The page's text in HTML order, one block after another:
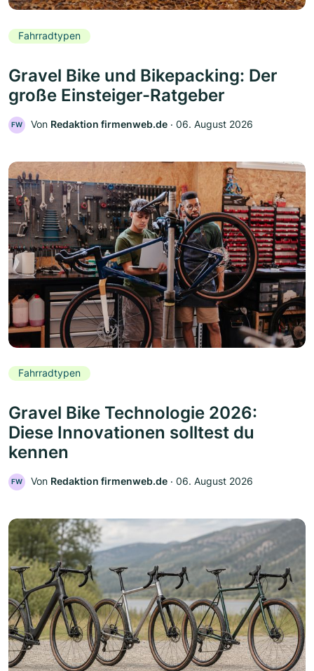
Fahrradtypen
Gravel Bike und Bikepacking: Der
große Einsteiger-Ratgeber
FW Von Redaktion firmenweb.de ‧ 06. August 2026
Fahrradtypen
Gravel Bike Technologie 2026:
Diese Innovationen solltest du
kennen
FW Von Redaktion firmenweb.de ‧ 06. August 2026